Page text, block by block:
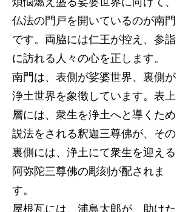
仏法の門戸を開いているのが南門
です。両脇には仁王が控え、参詣
に訪れる人々の心を正します。
南門は、表側が娑婆世界、裏側が
浄土世界を象徴しています。表上
層には、衆生を浄土へと導くため
説法をされる釈迦三尊佛が、その
裏側には、浄土にて衆生を迎える
阿弥陀三尊佛の彫刻が配されま
す。
屋根瓦には、浦島太郎が、助けた